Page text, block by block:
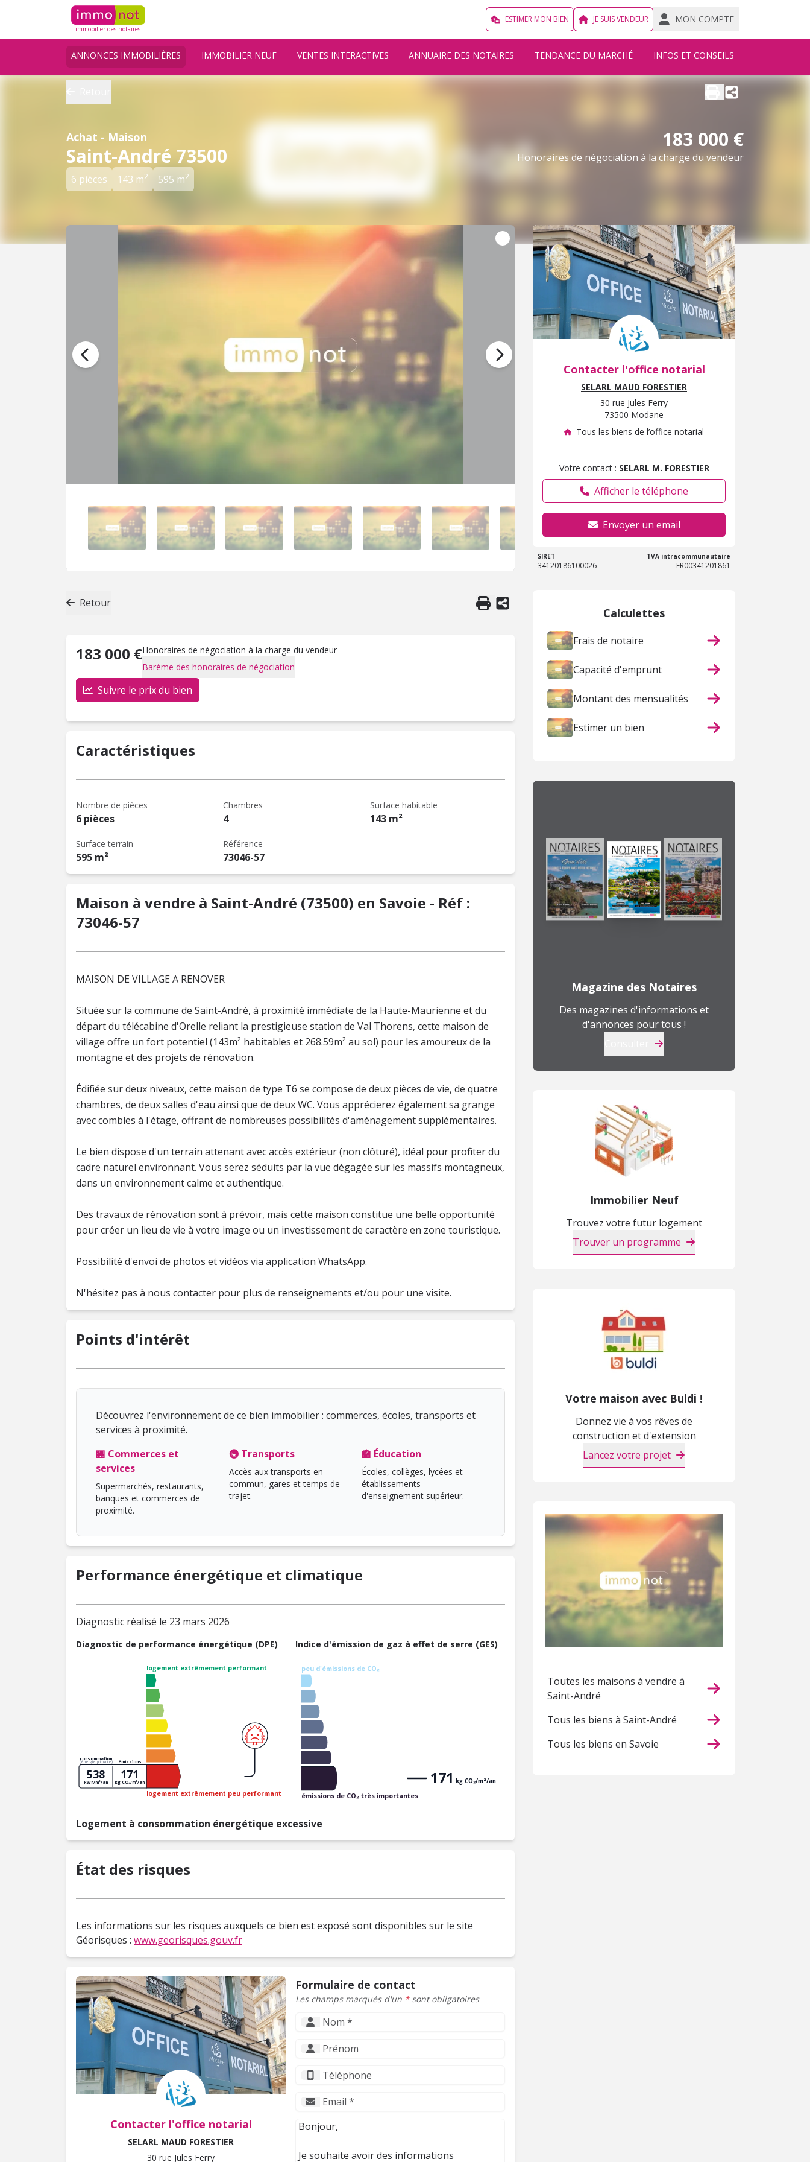
L'immobilier des notaires
ESTIMER MON BIEN JE SUIS VENDEUR MON COMPTE
ANNONCES IMMOBILIÈRES IMMOBILIER NEUF VENTES INTERACTIVES ANNUAIRE DES NOTAIRES TENDANCE DU MARCHÉ INFOS ET CONSEILS
Achat - Maison
Saint-André 73500
6 pièces 143 m2 595 m2
183 000 €
Honoraires de négociation à la charge du vendeur
Retour
183 000 €Honoraires de négociation à la charge du vendeur
Barème des honoraires de négociation
Suivre le prix du bien
Caractéristiques
Nombre de pièces
6 pièces
Chambres
4
Surface habitable
143 m²
Surface terrain
595 m²
Référence
73046-57
Maison à vendre à Saint-André (73500) en Savoie - Réf :
73046-57
MAISON DE VILLAGE A RENOVER
Située sur la commune de Saint-André, à proximité immédiate de la Haute-Maurienne et du
départ du télécabine d'Orelle reliant la prestigieuse station de Val Thorens, cette maison de
village offre un fort potentiel (143m² habitables et 268.59m² au sol) pour les amoureux de la
montagne et des projets de rénovation.
Édifiée sur deux niveaux, cette maison de type T6 se compose de deux pièces de vie, de quatre
chambres, de deux salles d'eau ainsi que de deux WC. Vous apprécierez également sa grange
avec combles à l'étage, offrant de nombreuses possibilités d'aménagement supplémentaires.
Le bien dispose d'un terrain attenant avec accès extérieur (non clôturé), idéal pour profiter du
cadre naturel environnant. Vous serez séduits par la vue dégagée sur les massifs montagneux,
dans un environnement calme et authentique.
Des travaux de rénovation sont à prévoir, mais cette maison constitue une belle opportunité
pour créer un lieu de vie à votre image ou un investissement de caractère en zone touristique.
Possibilité d'envoi de photos et vidéos via application WhatsApp.
N'hésitez pas à nous contacter pour plus de renseignements et/ou pour une visite.
Points d'intérêt
Découvrez l'environnement de ce bien immobilier : commerces, écoles, transports et
services à proximité.
🏪 Commerces et
services
Supermarchés, restaurants,
banques et commerces de
proximité.
🚇 Transports
Accès aux transports en
commun, gares et temps de
trajet.
🏫 Éducation
Écoles, collèges, lycées et
établissements
d'enseignement supérieur.
Performance énergétique et climatique
Diagnostic réalisé le 23 mars 2026
Diagnostic de performance énergétique (DPE)
logement extrêmement performant
logement extrêmement peu performant
consommation
(énergie primaire) émissions
538
kWh/m²/an
171
kg CO₂/m²/an
Indice d'émission de gaz à effet de serre (GES)
peu d'émissions de CO₂
émissions de CO₂ très importantes
171 kg CO₂/m²/an
Logement à consommation énergétique excessive
État des risques
Les informations sur les risques auxquels ce bien est exposé sont disponibles sur le site
Géorisques : www.georisques.gouv.fr
Contacter l'office notarial
SELARL MAUD FORESTIER
30 rue Jules Ferry
Formulaire de contact
Les champs marqués d'un *sont obligatoires
Contacter l'office notarial
SELARL MAUD FORESTIER
30 rue Jules Ferry
73500 Modane
Tous les biens de l’office notarial
Votre contact : SELARL M. FORESTIER
Afficher le téléphone
Envoyer un email
SIRET
34120186100026
TVA intracommunautaire
FR00341201861
Calculettes
Frais de notaire
Capacité d'emprunt
Montant des mensualités
Estimer un bien
Magazine des Notaires
Des magazines d'informations et
d'annonces pour tous !
Immobilier Neuf
Trouvez votre futur logement
Trouver un programme
Votre maison avec Buldi !
Donnez vie à vos rêves de
construction et d'extension
Lancez votre projet
Toutes les maisons à vendre à
Saint-André
Tous les biens à Saint-André
Tous les biens en Savoie